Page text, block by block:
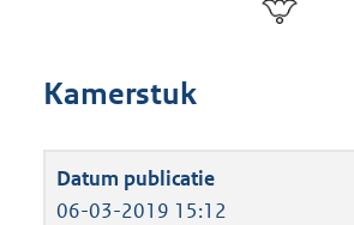
Kamerstuk
06-03-2019 15:12